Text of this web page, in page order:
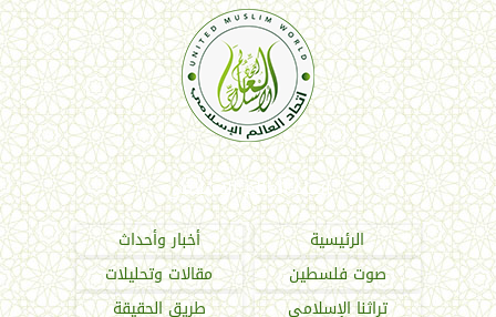
اتحاد العالم الإسلامي
الرئيسية
أخبار وأحداث
صوت فلسطين
مقالات وتحليلات
تراثنا الإسلامي
طريق الحقيقة